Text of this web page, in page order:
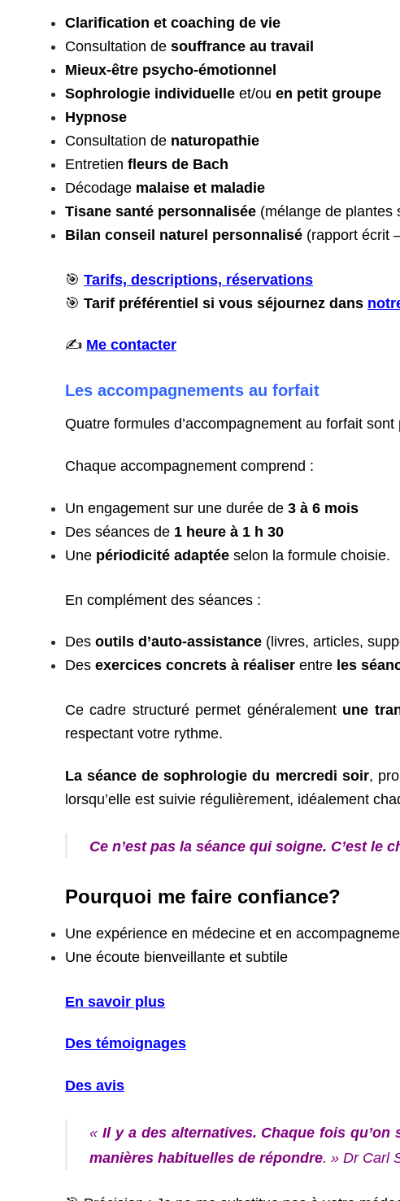
Clarification et coaching de vie
Consultation de souffrance au travail
Mieux-être psycho-émotionnel
Sophrologie individuelle et/ou en petit groupe
Hypnose
Consultation de naturopathie
Entretien fleurs de Bach
Décodage malaise et maladie
Tisane santé personnalisée (mélange de plantes
Bilan conseil naturel personnalisé (rapport écrit
🎯 Tarifs, descriptions, réservations
🎯 Tarif préférentiel si vous séjournez dans
✍️ Me contacter
Les accompagnements au forfait
Quatre formules d’accompagnement au forfait sont
Chaque accompagnement comprend :
Un engagement sur une durée de 3 à 6 mois
Des séances de 1 heure à 1 h 30
Une périodicité adaptée selon la formule choisie.
En complément des séances :
Des outils d’auto-assistance (livres, articles,
Des exercices concrets à réaliser entre les
Ce cadre structuré permet généralement une
respectant votre rythme.
La séance de sophrologie du mercredi soir,
lorsqu’elle est suivie régulièrement, idéalement
Ce n’est pas la séance qui soigne. C’est le
Pourquoi me faire confiance?
Une expérience en médecine et en
Une écoute bienveillante et subtile
En savoir plus
Des témoignages
Des avis
«Il y a des alternatives. Chaque fois
manières habituelles de répondre. » Dr Carl